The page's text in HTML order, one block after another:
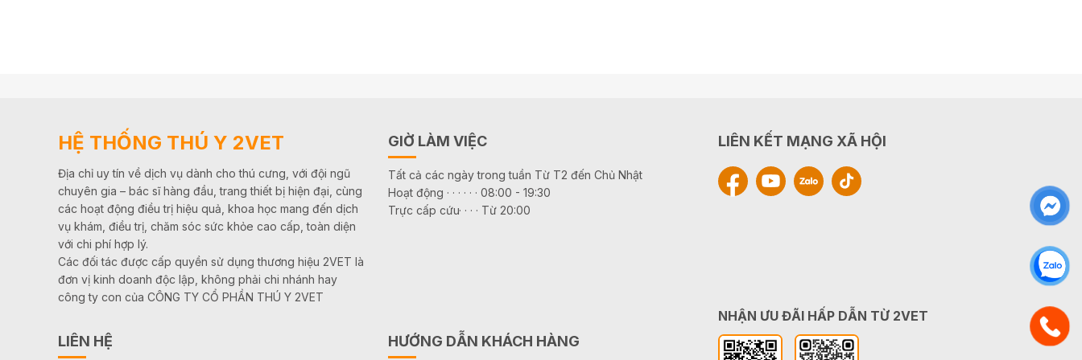
HỆ THỐNG THÚ Y 2VET
Địa chỉ uy tín về dịch vụ dành cho thú cưng, với đội ngũ
chuyên gia – bác sĩ hàng đầu, trang thiết bị hiện đại, cùng
các hoạt động điều trị hiệu quả, khoa học mang đến dịch
vụ khám, điều trị, chăm sóc sức khỏe cao cấp, toàn diện
với chi phí hợp lý.
Các đối tác được cấp quyền sử dụng thương hiệu 2VET là
đơn vị kinh doanh độc lập, không phải chi nhánh hay
công ty con của CÔNG TY CỔ PHẦN THÚ Y 2VET
GIỜ LÀM VIỆC
Tất cả các ngày trong tuần Từ T2 đến Chủ Nhật
Hoạt động · · · · · · 08:00 - 19:30
Trực cấp cứu· · · · Từ 20:00
LIÊN KẾT MẠNG XÃ HỘI
LIÊN HỆ HƯỚNG DẪN KHÁCH HÀNG
NHẬN ƯU ĐÃI HẤP DẪN TỪ 2VET